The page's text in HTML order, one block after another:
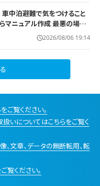
中泊避難で気をつけること
アル作成 最悪の場合
ス症候群｣にならないために
2026/08/06 19:14
ご覧ください。
いについてはこちらをご覧く
文章、データの無断転用、転
覧ください。